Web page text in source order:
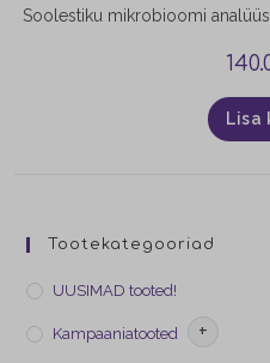
Lisa
Tootekategooriad
UUSIMAD tooted!
Kampaaniatooted +